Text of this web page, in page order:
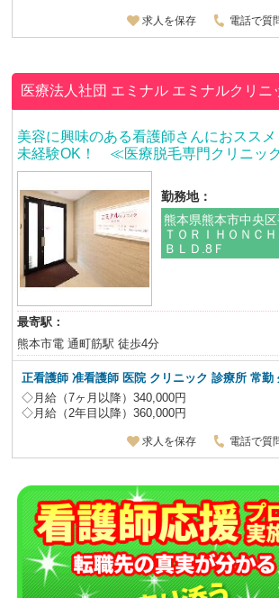
求人を保存 電話で質
医療法人社団 エミナル エミナルクリニ
美容に興味のある看護師さんにおスス
未経験OK！ ≪医療脱毛専門クリニッ
勤務地：
熊本県熊本市中央
ＴＯＲＩＨＯＮＣ
ＢＬＤ.8Ｆ
最寄駅：
熊本市電 通町筋駅 徒歩4分
正看護師 准看護師 医院 クリニック 診療所 常勤
◇月給（7ヶ月以降）340,000円
◇月給（2年目以降）360,000円
求人を保存 電話で質